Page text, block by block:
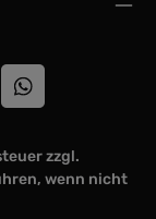
zzgl.
wenn nicht